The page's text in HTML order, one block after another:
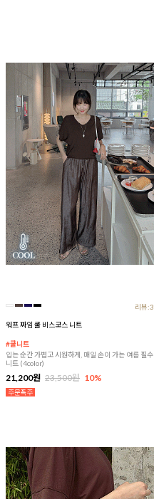
리뷰:3
워프 짜임 쿨 비스코스 니트
#쿨니트
입는 순간 가볍고 시원하게, 매일 손이 가는 여름 필수
니트 (4color)
21,200원 23,500원 10%